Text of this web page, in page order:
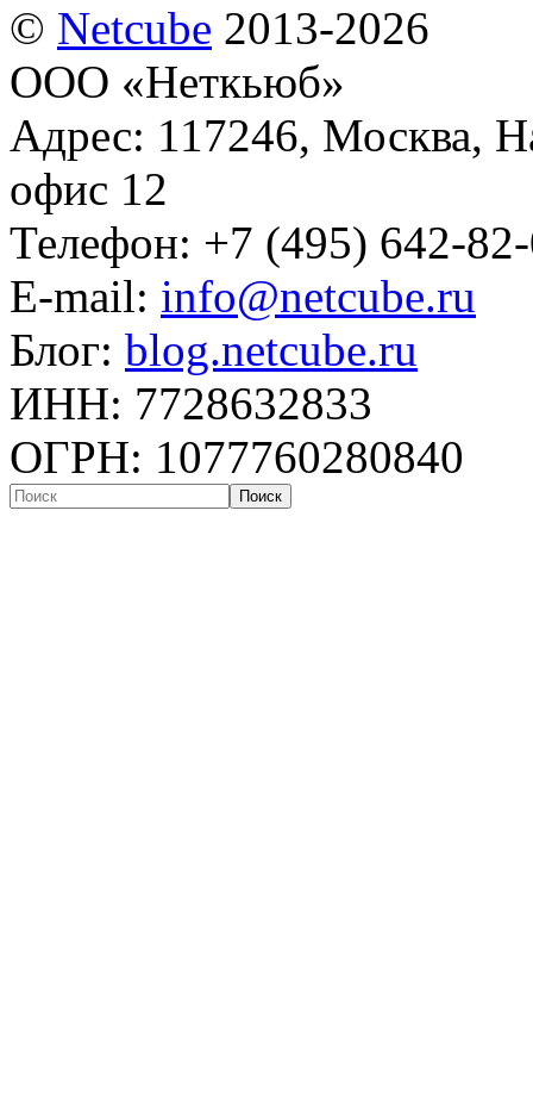
© Netсube 2013-2026
ООО «Неткьюб»
Адрес: 117246, Москва,
офис 12
Телефон: +7 (495) 642-
E-mail: info@netcube.ru
Блог: blog.netcube.ru
ИНН: 7728632833
ОГРН: 1077760280840